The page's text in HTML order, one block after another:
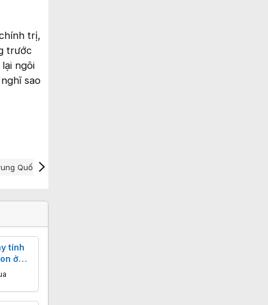
trị,
trước
ngôi
sao
Quốc
tính
ở